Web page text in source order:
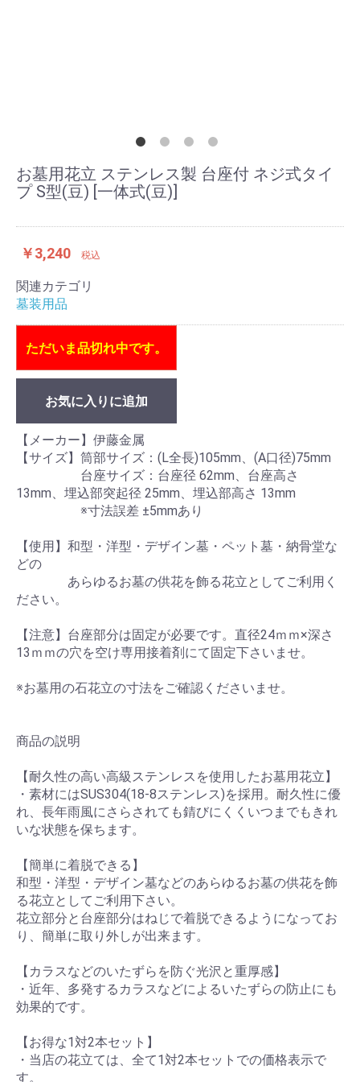
お墓用花立 ステンレス製 台座付 ネジ式タイ
プ S型(豆) [一体式(豆)]
￥3,240 税込
関連カテゴリ
墓装用品
ただいま品切れ中です。
お気に入りに追加
【メーカー】伊藤金属
【サイズ】筒部サイズ：(L全長)105mm、(A口径)75mm
台座サイズ：台座径 62mm、台座高さ
13mm、埋込部突起径 25mm、埋込部高さ 13mm
※寸法誤差 ±5mmあり
【使用】和型・洋型・デザイン墓・ペット墓・納骨堂な
どの
あらゆるお墓の供花を飾る花立としてご利用く
ださい。
【注意】台座部分は固定が必要です。直径24ｍｍ×深さ
13ｍｍの穴を空け専用接着剤にて固定下さいませ。
※お墓用の石花立の寸法をご確認くださいませ。
商品の説明
【耐久性の高い高級ステンレスを使用したお墓用花立】
・素材にはSUS304(18-8ステンレス)を採用。耐久性に優
れ、長年雨風にさらされても錆びにくくいつまでもきれ
いな状態を保ちます。
【簡単に着脱できる】
和型・洋型・デザイン墓などのあらゆるお墓の供花を飾
る花立としてご利用下さい。
花立部分と台座部分はねじで着脱できるようになってお
り、簡単に取り外しが出来ます。
【カラスなどのいたずらを防ぐ光沢と重厚感】
・近年、多発するカラスなどによるいたずらの防止にも
効果的です。
【お得な1対2本セット】
・当店の花立ては、全て1対2本セットでの価格表示で
す。